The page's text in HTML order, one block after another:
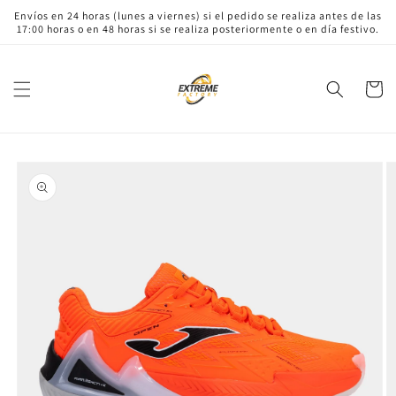
directamente
al contenido
Envíos en 24 horas (lunes a viernes) si el pedido se realiza antes de las
17:00 horas o en 48 horas si se realiza posteriormente o en día festivo.
Carrito
a la
información